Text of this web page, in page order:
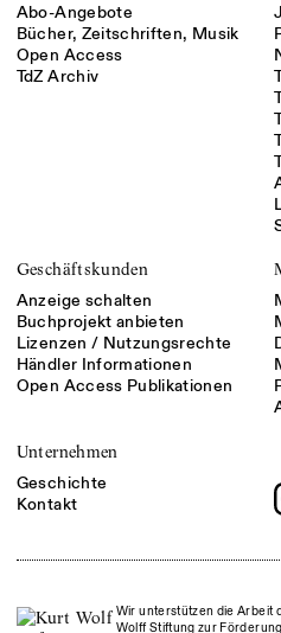
Abo-Angebote
Bücher, Zeitschriften, Musik
Open Access
TdZ Archiv
Geschäftskunden
Anzeige schalten
Buchprojekt anbieten
Lizenzen / Nutzungsrechte
Händler Informationen
Open Access Publikationen
Unternehmen
Geschichte
Kontakt
Wir unterstützen die Arbeit
Wolff Stiftung zur